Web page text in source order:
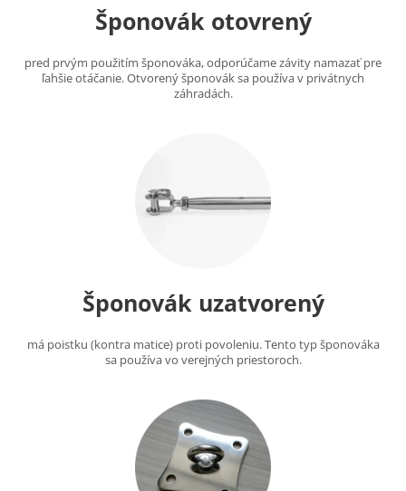
Šponovák otovrený
pred prvým použitím šponováka, odporúčame závity namazať pre
ľahšie otáčanie. Otvorený šponovák sa používa v privátnych
záhradách.
Šponovák uzatvorený
má poistku (kontra matice) proti povoleniu. Tento typ šponováka
sa používa vo verejných priestoroch.